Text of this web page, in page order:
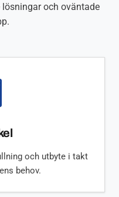
och oväntade
och utbyte i takt
behov.